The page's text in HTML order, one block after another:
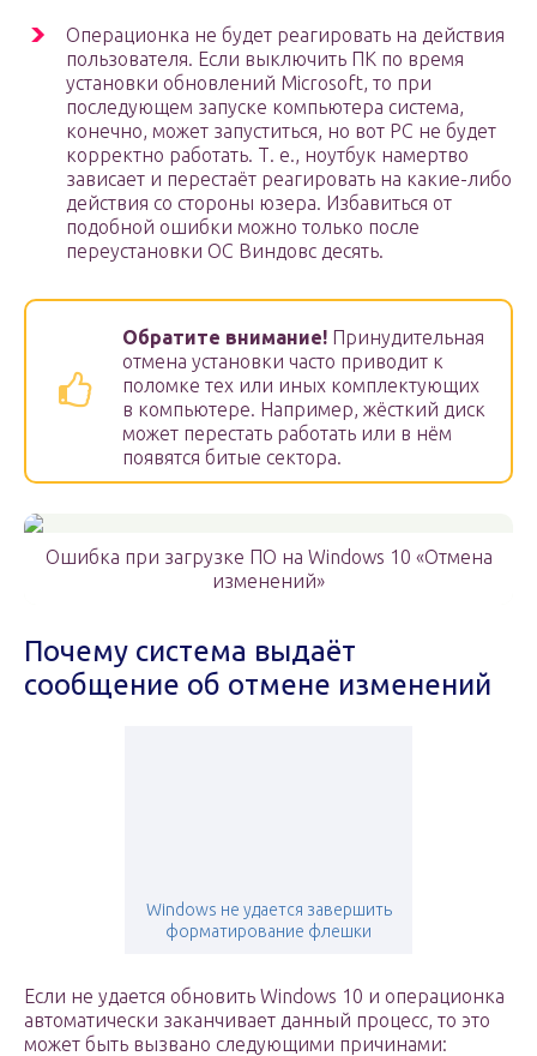
Операционка не будет реагировать на действия
пользователя. Если выключить ПК по время
установки обновлений Microsoft, то при
последующем запуске компьютера система,
конечно, может запуститься, но вот PC не будет
корректно работать. Т. е., ноутбук намертво
зависает и перестаёт реагировать на какие-либо
действия со стороны юзера. Избавиться от
подобной ошибки можно только после
переустановки ОС Виндовс десять.
Обратите внимание! Принудительная
отмена установки часто приводит к
поломке тех или иных комплектующих
в компьютере. Например, жёсткий диск
может перестать работать или в нём
появятся битые сектора.
Ошибка при загрузке ПО на Windows 10 «Отмена
изменений»
Почему система выдаёт
сообщение об отмене изменений
Windows не удается завершить
форматирование флешки
Если не удается обновить Windows 10 и операционка
автоматически заканчивает данный процесс, то это
может быть вызвано следующими причинами: